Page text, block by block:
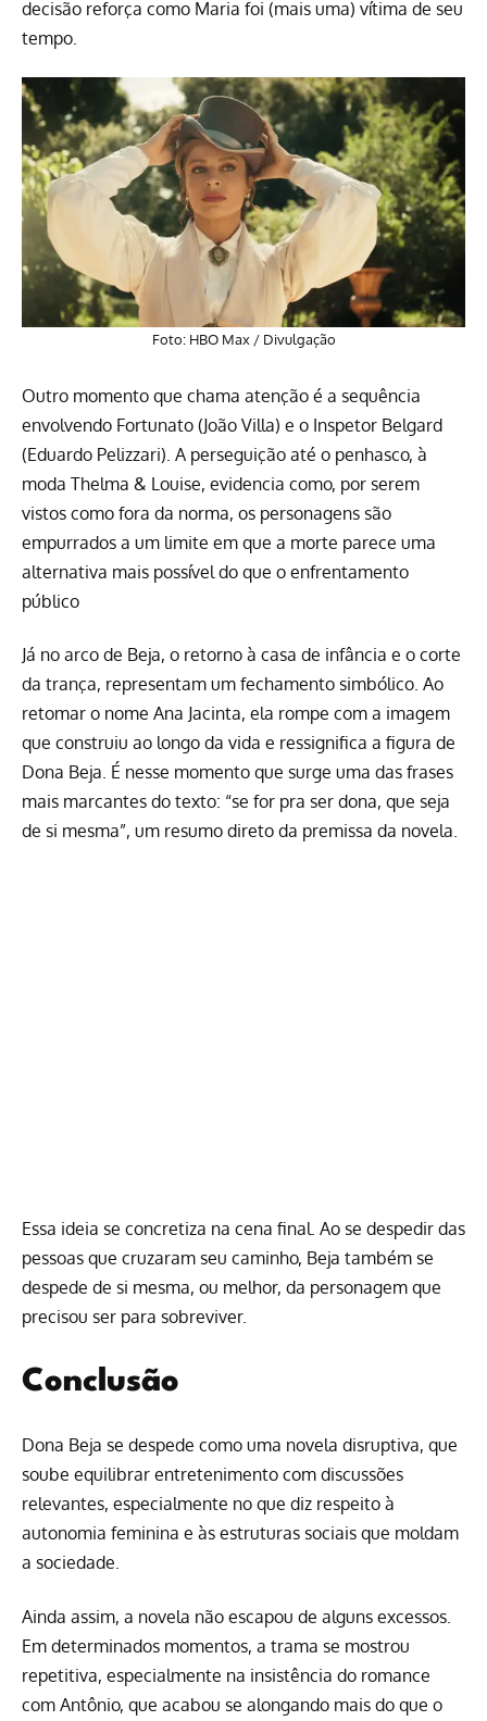
decisão reforça como Maria foi (mais uma) vítima de seu
tempo.
Foto: HBO Max / Divulgação
Outro momento que chama atenção é a sequência
envolvendo Fortunato (João Villa) e o Inspetor Belgard
(Eduardo Pelizzari). A perseguição até o penhasco, à
moda Thelma & Louise, evidencia como, por serem
vistos como fora da norma, os personagens são
empurrados a um limite em que a morte parece uma
alternativa mais possível do que o enfrentamento
público
Já no arco de Beja, o retorno à casa de infância e o corte
da trança, representam um fechamento simbólico. Ao
retomar o nome Ana Jacinta, ela rompe com a imagem
que construiu ao longo da vida e ressignifica a figura de
Dona Beja. É nesse momento que surge uma das frases
mais marcantes do texto: “se for pra ser dona, que seja
de si mesma”, um resumo direto da premissa da novela.
Essa ideia se concretiza na cena final. Ao se despedir das
pessoas que cruzaram seu caminho, Beja também se
despede de si mesma, ou melhor, da personagem que
precisou ser para sobreviver.
Conclusão
Dona Beja se despede como uma novela disruptiva, que
soube equilibrar entretenimento com discussões
relevantes, especialmente no que diz respeito à
autonomia feminina e às estruturas sociais que moldam
a sociedade.
Ainda assim, a novela não escapou de alguns excessos.
Em determinados momentos, a trama se mostrou
repetitiva, especialmente na insistência do romance
com Antônio, que acabou se alongando mais do que o